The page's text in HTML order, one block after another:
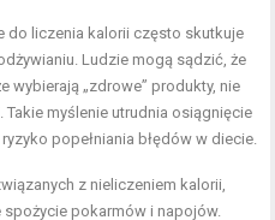
liczenia kalorii często skutkuje
Ludzie mogą sądzić, że
wybierają „zdrowe” produkty, nie
myślenie utrudnia osiągnięcie
popełniania błędów w diecie.
z nieliczeniem kalorii,
pokarmów i napojów.